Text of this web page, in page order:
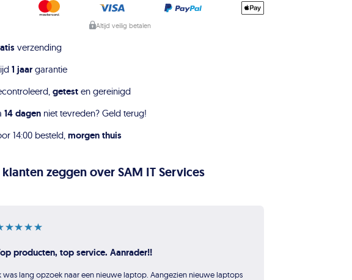
Altijd veilig betalen
verzending
1 jaargarantie
getesten gereinigd
14 dagenniet tevreden? Geld terug!
14:00 besteld, morgen thuis
zeggen over SAM IT Services
producten, top service. Aanrader!!
was lang opzoek naar een nieuwe laptop. Aangezien nieuwe laptops